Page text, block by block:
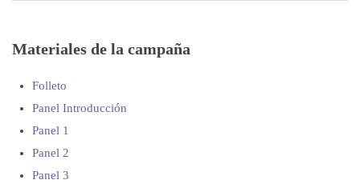
Materiales de la campaña
Folleto
Panel Introducción
Panel 1
Panel 2
Panel 3